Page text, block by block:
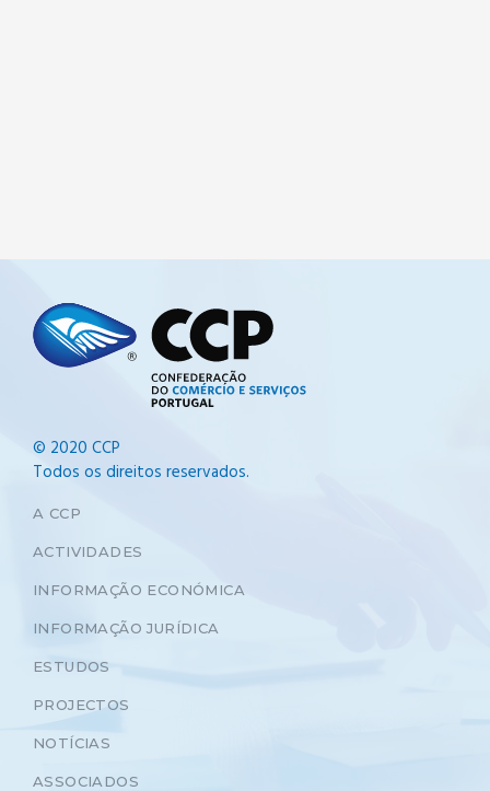
© 2020 CCP
Todos os direitos reservados.
A CCP
ACTIVIDADES
INFORMAÇÃO ECONÓMICA
INFORMAÇÃO JURÍDICA
ESTUDOS
PROJECTOS
NOTÍCIAS
ASSOCIADOS